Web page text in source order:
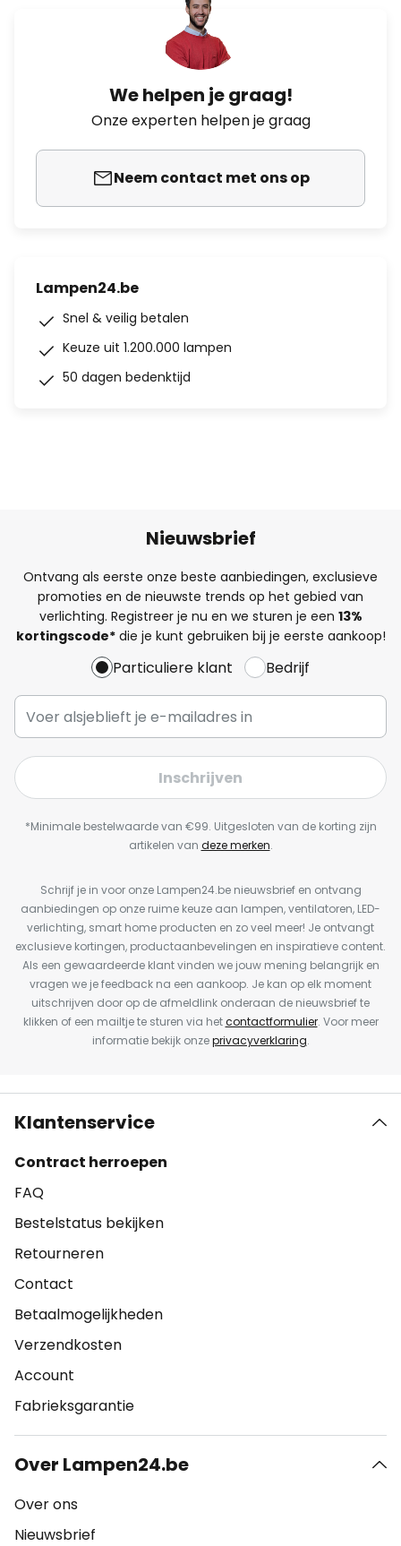
We helpen je graag!
Onze experten helpen je graag
Neem contact met ons op
Lampen24.be
Snel & veilig betalen
Keuze uit 1.200.000 lampen
50 dagen bedenktijd
Nieuwsbrief
Ontvang als eerste onze beste aanbiedingen, exclusieve
promoties en de nieuwste trends op het gebied van
verlichting. Registreer je nu en we sturen je een 13%
kortingscode*die je kunt gebruiken bij je eerste aankoop!
Particuliere klant Bedrijf
Inschrijven
*Minimale bestelwaarde van €99. Uitgesloten van de korting zijn
artikelen van deze merken.
Schrijf je in voor onze Lampen24.be nieuwsbrief en ontvang
aanbiedingen op onze ruime keuze aan lampen, ventilatoren, LED-
verlichting, smart home producten en zo veel meer! Je ontvangt
exclusieve kortingen, productaanbevelingen en inspiratieve content.
Als een gewaardeerde klant vinden we jouw mening belangrijk en
vragen we je feedback na een aankoop. Je kan op elk moment
uitschrijven door op de afmeldlink onderaan de nieuwsbrief te
klikken of een mailtje te sturen via hetcontactformulier. Voor meer
informatie bekijk onzeprivacyverklaring.
Klantenservice
Contract herroepen
FAQ
Bestelstatus bekijken
Retourneren
Contact
Betaalmogelijkheden
Verzendkosten
Account
Fabrieksgarantie
Over Lampen24.be
Over ons
Nieuwsbrief